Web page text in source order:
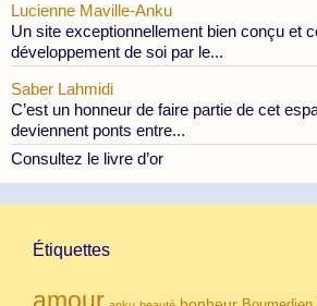
Lucienne Maville-Anku
Un site exceptionnellement bien conçu et
développement de soi par le...
Saber Lahmidi
C’est un honneur de faire partie de cet
deviennent ponts entre...
Consultez le livre d’or
Étiquettes
amour